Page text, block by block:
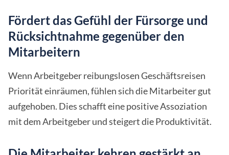
Fördert das Gefühl der Fürsorge und
Rücksichtnahme gegenüber den
Mitarbeitern
Wenn Arbeitgeber reibungslosen Geschäftsreisen
Priorität einräumen, fühlen sich die Mitarbeiter gut
aufgehoben. Dies schafft eine positive Assoziation
mit dem Arbeitgeber und steigert die Produktivität.